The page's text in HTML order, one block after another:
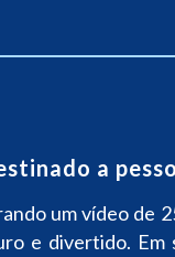
a
um vídeo de
e divertido. Em